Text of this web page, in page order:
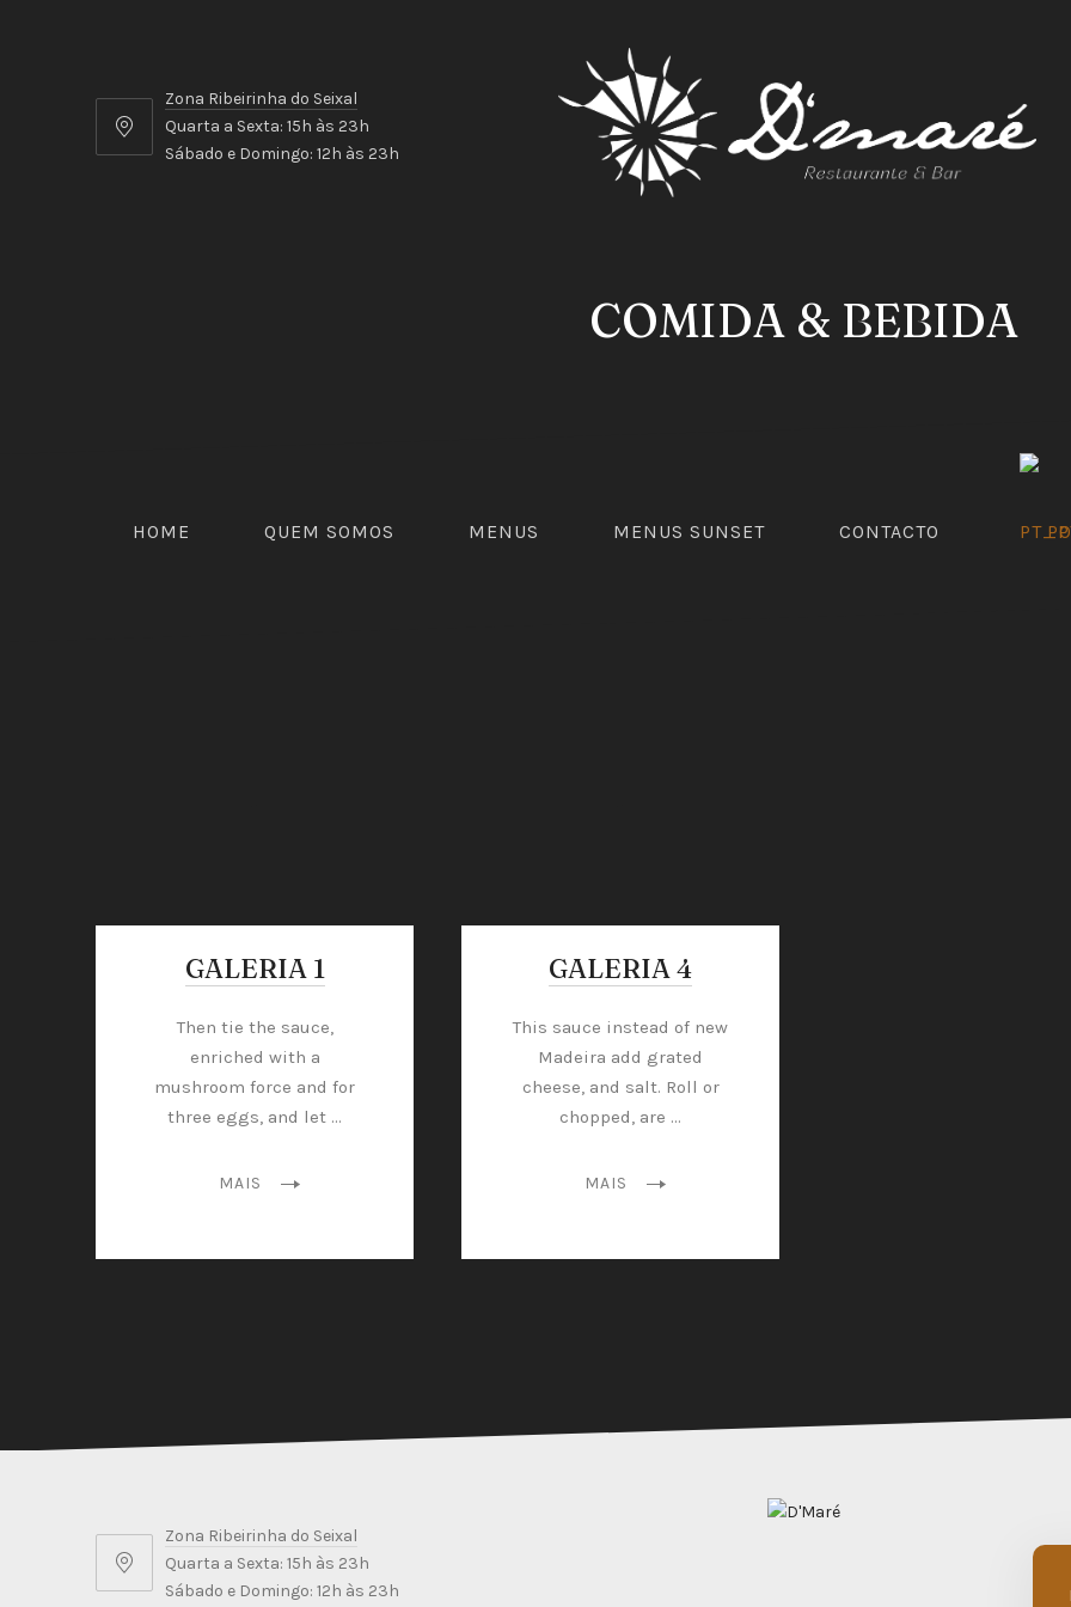
Zona
Ribeirinha
Zona Ribeirinha do Seixal
Quarta a Sexta: 15h às 23h
Sábado e Domingo: 12h às 23h
COMIDA & BEBIDA
HOME QUEM SOMOS MENUS MENUS SUNSET CONTACTO
GALERIA 1
Then tie the sauce,
enriched with a
mushroom force and for
three eggs, and let …
MAIS
GALERIA 4
This sauce instead of new
Madeira add grated
cheese, and salt. Roll or
chopped, are …
MAIS
Zona
Ribeirinha
Zona Ribeirinha do Seixal
Quarta a Sexta: 15h às 23h
Sábado e Domingo: 12h às 23h
PREVIOUS